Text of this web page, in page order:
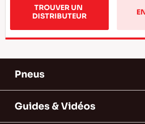
TROUVER UN
DISTRIBUTEUR
Pneus
Guides & Vidéos